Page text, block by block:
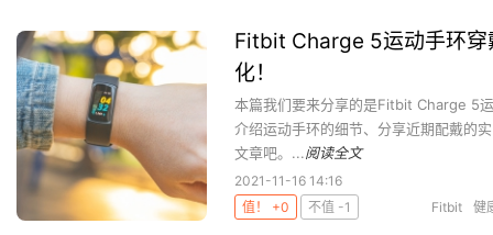
Fitbit Charge 5运动手环穿
化！
本篇我们要来分享的是Fitbit Charge 5
介绍运动手环的细节、分享近期配戴的
文章吧。...阅读全文
2021-11-16 14:16
值！ +0
不值 -1 Fitbit 健